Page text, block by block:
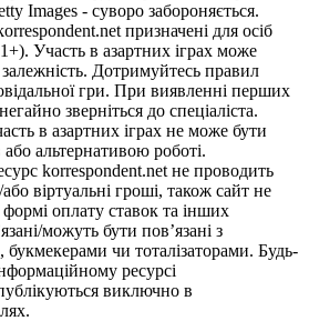
Images - суворо забороняється.
призначені для осіб
Участь в азартних іграх може
Дотримуйтесь правил
гри. При виявленні перших
зверніться до спеціаліста.
в азартних іграх не може бути
альтернативою роботі.
korrespondent.net не проводить
або віртуальні гроші, також сайт не
оплату ставок та інших
можуть бути пов’язані з
букмекерами чи тоталізаторами. Будь-
ресурсі
виключно в